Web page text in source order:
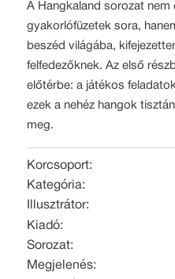
A Hangkaland sorozat nem
gyakorlófüzetek sora,
beszéd világába,
felfedezőknek. Az első
előtérbe: a játékos
ezek a nehéz hangok
meg.
Korcsoport:
Kategória:
Illusztrátor:
Kiadó:
Sorozat:
Megjelenés: